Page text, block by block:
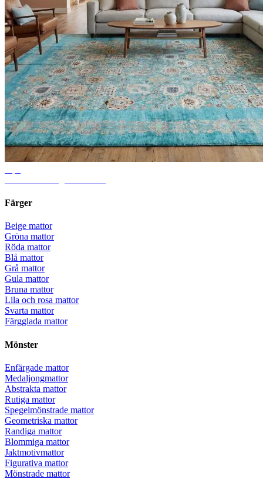
Färger
Beige mattor
Gröna mattor
Röda mattor
Blå mattor
Grå mattor
Gula mattor
Bruna mattor
Lila och rosa mattor
Svarta mattor
Färgglada mattor
Mönster
Enfärgade mattor
Medaljongmattor
Abstrakta mattor
Rutiga mattor
Spegelmönstrade mattor
Geometriska mattor
Randiga mattor
Blommiga mattor
Jaktmotivmattor
Figurativa mattor
Mönstrade mattor